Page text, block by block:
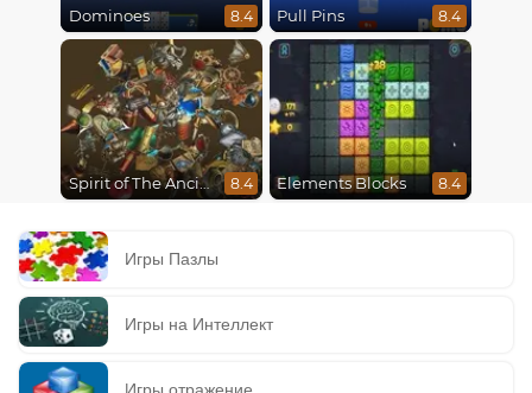
Dominoes 8.4 Pull Pins 8.4
Spirit of The Ancient Forest 8.4 Elements Blocks 8.4
Игры Пазлы
Игры на Интеллект